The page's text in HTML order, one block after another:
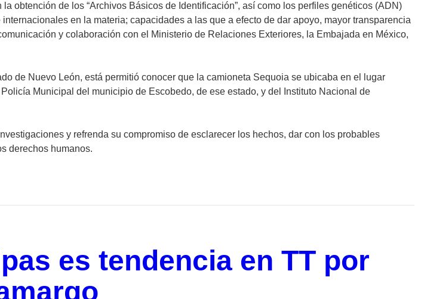
obtención de los “Archivos Básicos de Identificación”, así como los perfiles genéticos (ADN)
en la materia; capacidades a las que a efecto de dar apoyo, mayor transparencia
y colaboración con el Ministerio de Relaciones Exteriores, la Embajada en México,
de Nuevo León, está permitió conocer que la camioneta Sequoia se ubicaba en el lugar
Municipal del municipio de Escobedo, de ese estado, y del Instituto Nacional de
y refrenda su compromiso de esclarecer los hechos, dar con los probables
derechos humanos.
es tendencia en TT por